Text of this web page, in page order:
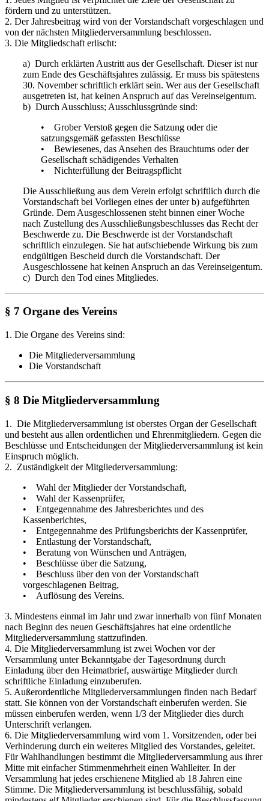
fördern und zu unterstützen.
2. Der Jahresbeitrag wird von der Vorstandschaft vorgeschlagen und
von der nächsten Mitgliederversammlung beschlossen.
3. Die Mitgliedschaft erlischt:
a) Durch erklärten Austritt aus der Gesellschaft. Dieser ist nur
zum Ende des Geschäftsjahres zulässig. Er muss bis spätestens
30. November schriftlich erklärt sein. Wer aus der Gesellschaft
ausgetreten ist, hat keinen Anspruch auf das Vereinseigentum.
b) Durch Ausschluss; Ausschlussgründe sind:
• Grober Verstoß gegen die Satzung oder die
satzungsgemäß gefassten Beschlüsse
• Bewiesenes, das Ansehen des Brauchtums oder der
Gesellschaft schädigendes Verhalten
• Nichterfüllung der Beitragspflicht
Die Ausschließung aus dem Verein erfolgt schriftlich durch die
Vorstandschaft bei Vorliegen eines der unter b) aufgeführten
Gründe. Dem Ausgeschlossenen steht binnen einer Woche
nach Zustellung des Ausschließungsbeschlusses das Recht der
Beschwerde zu. Die Beschwerde ist der Vorstandschaft
schriftlich einzulegen. Sie hat aufschiebende Wirkung bis zum
endgültigen Bescheid durch die Vorstandschaft. Der
Ausgeschlossene hat keinen Anspruch an das Vereinseigentum.
c) Durch den Tod eines Mitgliedes.
§ 7 Organe des Vereins
1. Die Organe des Vereins sind:
Die Mitgliederversammlung
Die Vorstandschaft
§ 8 Die Mitgliederversammlung
1. Die Mitgliederversammlung ist oberstes Organ der Gesellschaft
und besteht aus allen ordentlichen und Ehrenmitgliedern. Gegen die
Beschlüsse und Entscheidungen der Mitgliederversammlung ist kein
Einspruch möglich.
2. Zuständigkeit der Mitgliederversammlung:
• Wahl der Mitglieder der Vorstandschaft,
• Wahl der Kassenprüfer,
• Entgegennahme des Jahresberichtes und des
Kassenberichtes,
• Entgegennahme des Prüfungsberichts der Kassenprüfer,
• Entlastung der Vorstandschaft,
• Beratung von Wünschen und Anträgen,
• Beschlüsse über die Satzung,
• Beschluss über den von der Vorstandschaft
vorgeschlagenen Beitrag,
• Auflösung des Vereins.
3. Mindestens einmal im Jahr und zwar innerhalb von fünf Monaten
nach Beginn des neuen Geschäftsjahres hat eine ordentliche
Mitgliederversammlung stattzufinden.
4. Die Mitgliederversammlung ist zwei Wochen vor der
Versammlung unter Bekanntgabe der Tagesordnung durch
Einladung über den Heimatbrief, auswärtige Mitglieder durch
schriftliche Einladung einzuberufen.
5. Außerordentliche Mitgliederversammlungen finden nach Bedarf
statt. Sie können von der Vorstandschaft einberufen werden. Sie
müssen einberufen werden, wenn 1/3 der Mitglieder dies durch
Unterschrift verlangen.
6. Die Mitgliederversammlung wird vom 1. Vorsitzenden, oder bei
Verhinderung durch ein weiteres Mitglied des Vorstandes, geleitet.
Für Wahlhandlungen bestimmt die Mitgliederversammlung aus ihrer
Mitte mit einfacher Stimmenmehrheit einen Wahlleiter. In der
Versammlung hat jedes erschienene Mitglied ab 18 Jahren eine
Stimme. Die Mitgliederversammlung ist beschlussfähig, sobald